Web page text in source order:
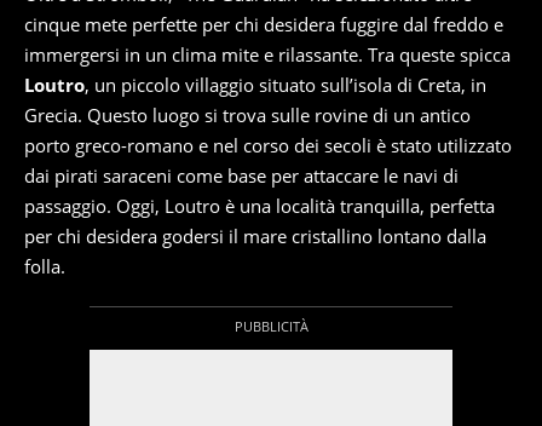
cinque mete perfette per chi desidera fuggire dal freddo e
immergersi in un clima mite e rilassante. Tra queste spicca
Loutro, un piccolo villaggio situato sull’isola di Creta, in
Grecia. Questo luogo si trova sulle rovine di un antico
porto greco-romano e nel corso dei secoli è stato utilizzato
dai pirati saraceni come base per attaccare le navi di
passaggio. Oggi, Loutro è una località tranquilla, perfetta
per chi desidera godersi il mare cristallino lontano dalla
folla.